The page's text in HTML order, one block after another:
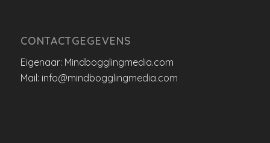
CONTACTGEGEVENS
Eigenaar: Mindbogglingmedia.com
Mail: info@mindbogglingmedia.com